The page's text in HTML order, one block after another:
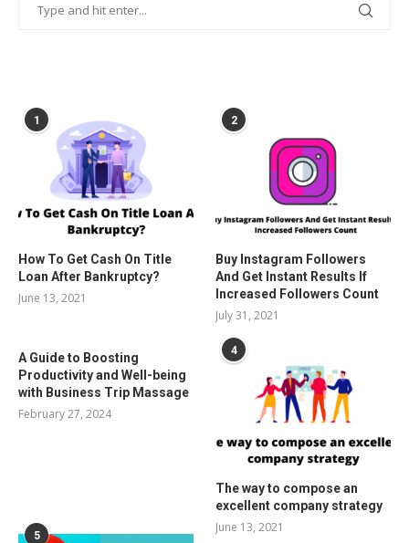
1
How To Get Cash On Title
Loan After Bankruptcy?
June 13, 2021
2
Buy Instagram Followers
And Get Instant Results If
Increased Followers Count
July 31, 2021
A Guide to Boosting
Productivity and Well-being
with Business Trip Massage
February 27, 2024
4
The way to compose an
excellent company strategy
June 13, 2021
5